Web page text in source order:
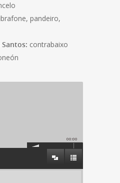
pandeiro,
Santos: contrabaixo
00:00